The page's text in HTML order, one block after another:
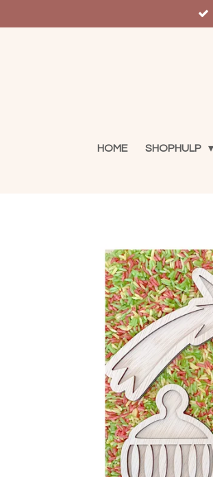
direct
HOME SHOPHULP